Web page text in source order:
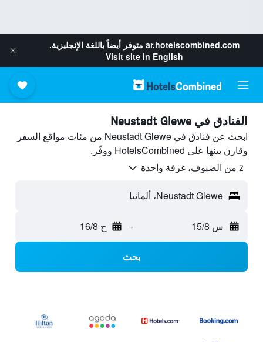
ar.hotelscombined.com متوفر أيضاً باللغة الإنجليزية.
Visit site in English
الفنادق في Neustadt Glewe
ابحث عن فنادق في Neustadt Glewe من مئات مواقع السفر
وقارن بينها على HotelsCombined ووفّر.
2 من الضيوف، غرفة واحدة
Neustadt Glewe، ألمانيا
س 15/8 - ح 16/8
بحث